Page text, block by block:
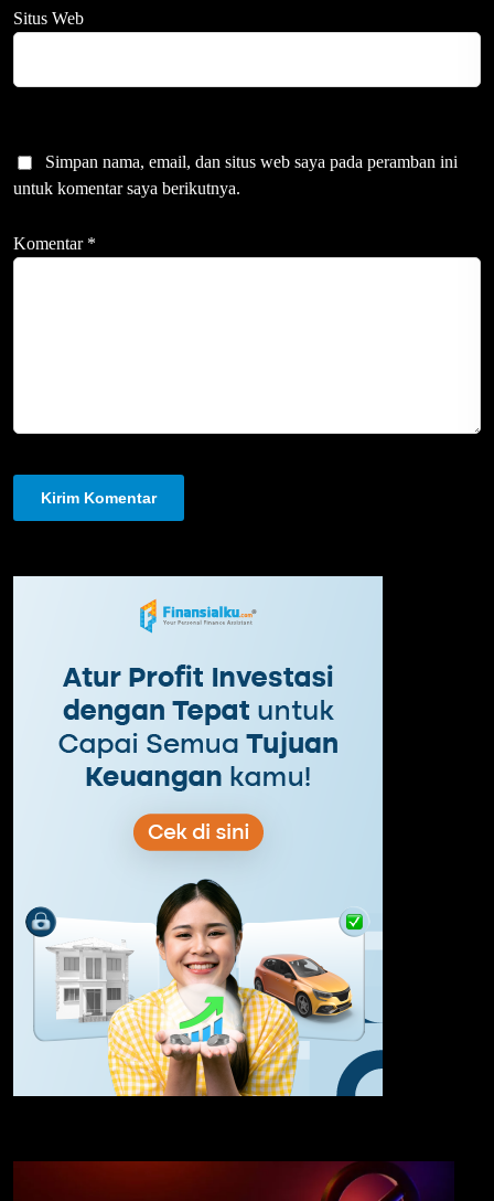
Situs Web
Simpan nama, email, dan situs web saya pada peramban ini
untuk komentar saya berikutnya.
Komentar *